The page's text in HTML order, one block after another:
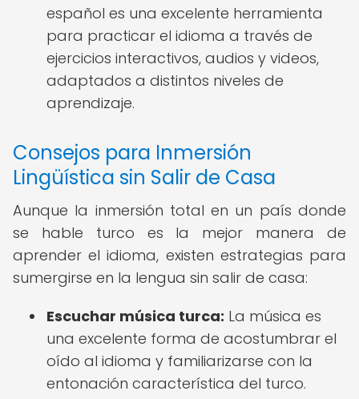
español es una excelente herramienta
para practicar el idioma a través de
ejercicios interactivos, audios y videos,
adaptados a distintos niveles de
aprendizaje.
Consejos para Inmersión
Lingüística sin Salir de Casa
Aunque la inmersión total en un país donde
se hable turco es la mejor manera de
aprender el idioma, existen estrategias para
sumergirse en la lengua sin salir de casa:
Escuchar música turca: La música es
una excelente forma de acostumbrar el
oído al idioma y familiarizarse con la
entonación característica del turco.